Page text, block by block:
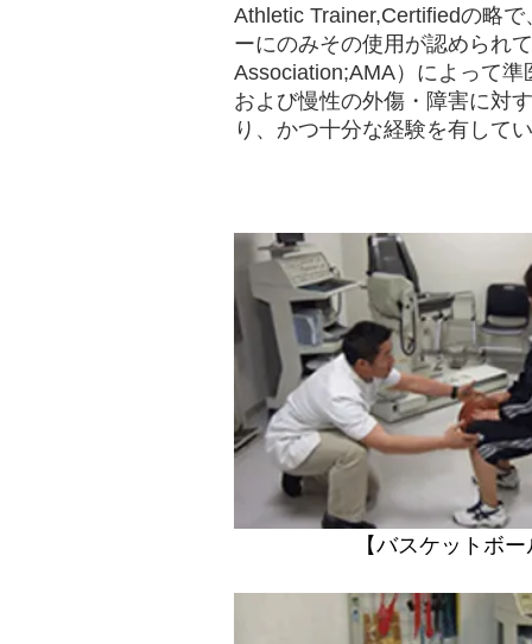
Athletic Trainer,Certifiedの略
ーにのみその使用が認められ
Association;AMA）によって
および慢性の外傷・障害に対
り、かつ十分な経験を有して
【バスケットボ